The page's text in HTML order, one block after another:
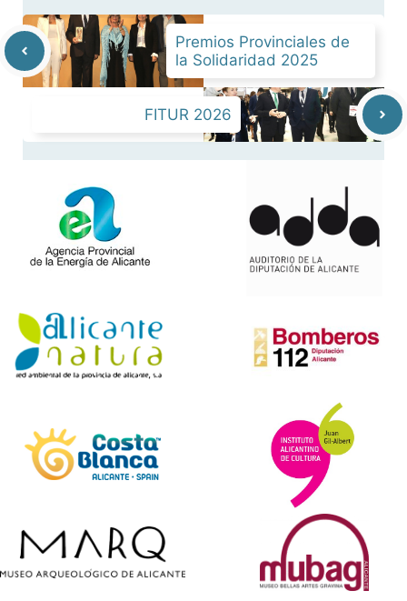
Premios Provinciales de
la Solidaridad 2025
FITUR 2026